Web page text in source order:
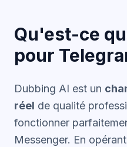
Qu'est-ce
pour
Dubbing AI est un
réel de qualité
fonctionner
Messenger. En